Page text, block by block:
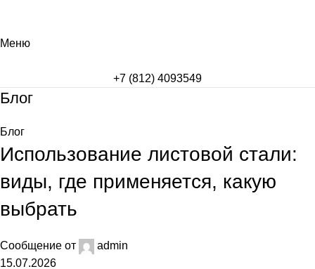
Меню
+7 (812) 4093549
Блог
Блог
Использование листовой стали:
виды, где применяется, какую
выбрать
Сообщение от
admin
15.07.2026